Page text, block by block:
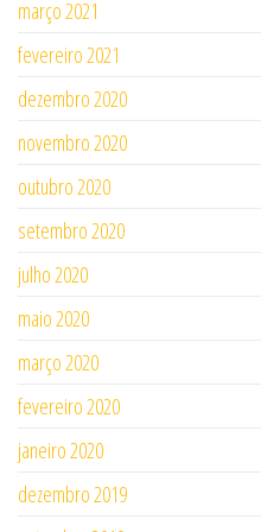
março 2021
fevereiro 2021
dezembro 2020
novembro 2020
outubro 2020
setembro 2020
julho 2020
maio 2020
março 2020
fevereiro 2020
janeiro 2020
dezembro 2019